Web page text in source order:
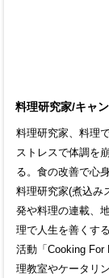
料理研究家/キャ
料理研究家、料理
ストレスで体調を
る。食の改善で心
料理研究家(煮込み
発や料理の連載、
理で人生を善くす
活動「Cooking For
理教室やケータリ